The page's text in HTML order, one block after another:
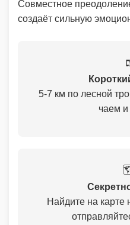
Совместное
создаёт сильную
5-7 км по лесной
чаем и
Найдите на карте